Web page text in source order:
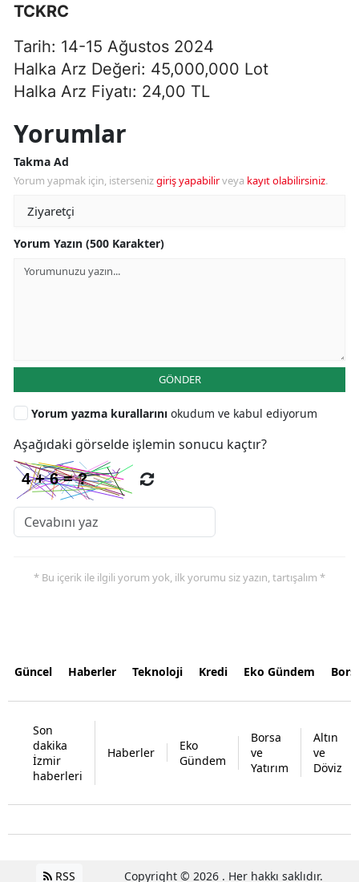
TCKRC
Tarih: 14-15 Ağustos 2024
Halka Arz Değeri: 45,000,000 Lot
Halka Arz Fiyatı: 24,00 TL
Yorumlar
Takma Ad
Yorum yapmak için, istersenizgiriş yapabilirveya kayıt olabilirsiniz.
Yorum Yazın (500 Karakter)
GÖNDER
Yorum yazma kurallarını okudum ve kabul ediyorum
Aşağıdaki görselde işlemin sonucu kaçtır?
* Bu içerik ile ilgili yorum yok, ilk yorumu siz yazın, tartışalım *
Güncel Haberler Teknoloji Kredi Eko Gündem
Son
dakika
İzmir
haberleri
Haberler
Eko
Gündem
Borsa
ve
Yatırım
Altın
ve
Döviz
RSS Copyright © 2026 . Her hakkı saklıdır.